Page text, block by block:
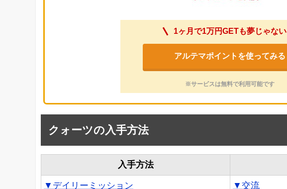
1ヶ月で1万円GETも夢じゃない
アルテマポイントを使ってみる
※サービスは無料で利用可能です
クォーツの入手方法
入手方法
▼デイリーミッション ▼交流